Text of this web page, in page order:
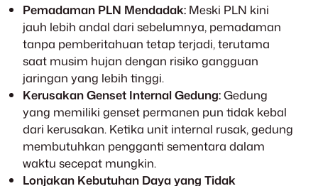
Pemadaman PLN Mendadak: Meski PLN kini
jauh lebih andal dari sebelumnya, pemadaman
tanpa pemberitahuan tetap terjadi, terutama
saat musim hujan dengan risiko gangguan
jaringan yang lebih tinggi.
Kerusakan Genset Internal Gedung:Gedung
yang memiliki genset permanen pun tidak kebal
dari kerusakan. Ketika unit internal rusak, gedung
membutuhkan pengganti sementara dalam
waktu secepat mungkin.
Lonjakan Kebutuhan Daya yang Tidak